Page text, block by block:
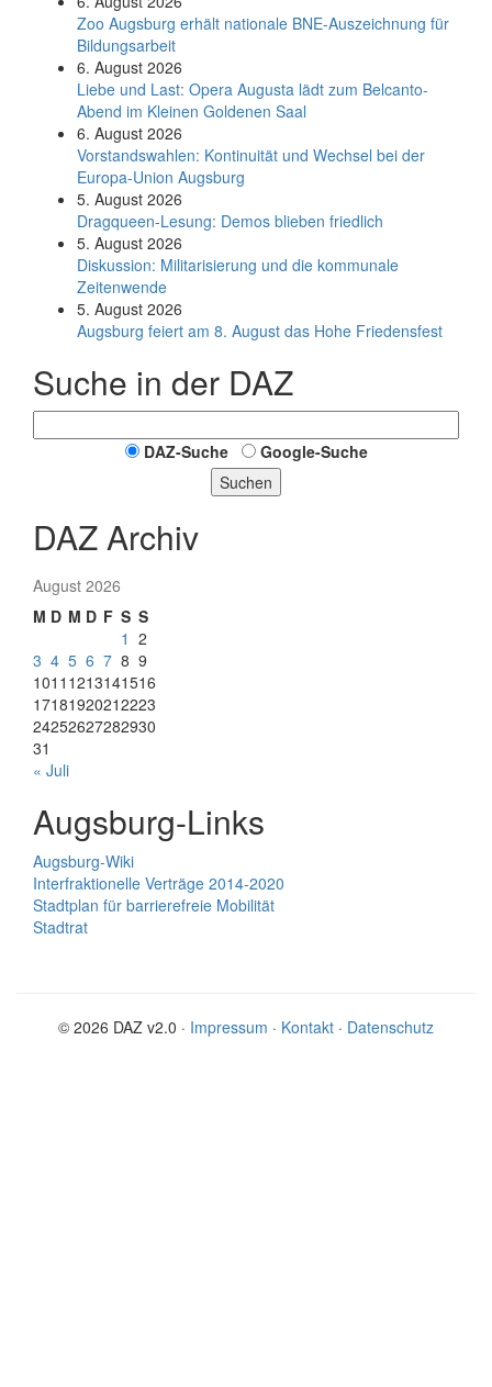
Zoo Augsburg erhält nationale BNE-Auszeichnung für
Bildungsarbeit
6. August 2026
Liebe und Last: Opera Augusta lädt zum Belcanto-
Abend im Kleinen Goldenen Saal
6. August 2026
Vorstandswahlen: Kontinuität und Wechsel bei der
Europa-Union Augsburg
5. August 2026
Dragqueen-Lesung: Demos blieben friedlich
5. August 2026
Diskussion: Mi­li­ta­ri­sie­rung und die kommunale
Zeitenwende
5. August 2026
Augsburg feiert am 8. August das Hohe Friedensfest
Suche in der DAZ
DAZ-Suche
Google-Suche
Suchen
DAZ Archiv
August 2026
M D M D F S S
1 2
3 4 5 6 7 8 9
1011 1213141516
17181920212223
24252627282930
31
« Juli
Augsburg-Links
Augsburg-Wiki
Interfraktionelle Verträge 2014-2020
Stadtplan für barrierefreie Mobilität
Stadtrat
© 2026 DAZ v2.0 · Impressum · Kontakt · Datenschutz